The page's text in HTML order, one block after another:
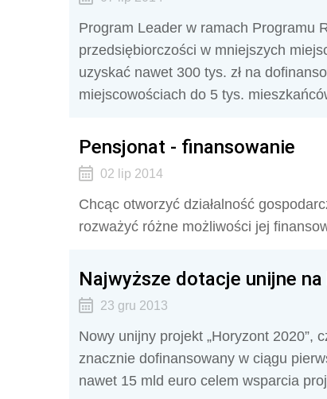
Program Leader w ramach Programu
przedsiębiorczości w mniejszych
uzyskać nawet 300 tys. zł na
miejscowościach do 5 tys.
Pensjonat - finansowanie
02 lip 2014
Chcąc otworzyć działalność
rozważyć różne możliwości jej
Najwyższe dotacje unijne
23 gru 2013
Nowy unijny projekt „Horyzont 2020”,
znacznie dofinansowany w ciągu
nawet 15 mld euro celem wsparcia